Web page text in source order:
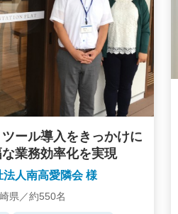
ール導入をきっかけに
業務効率化を実現
法人南高愛隣会 様
県／約550名